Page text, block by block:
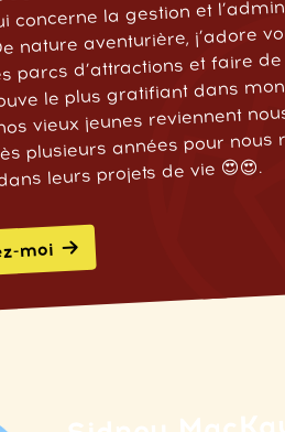
concerne la gestion et
nature aventurière, j’adore
parcs d’attractions et faire
le plus gratifiant dans
vieux jeunes reviennent
plusieurs années pour nous
leurs projets de vie 😍😍.
moi